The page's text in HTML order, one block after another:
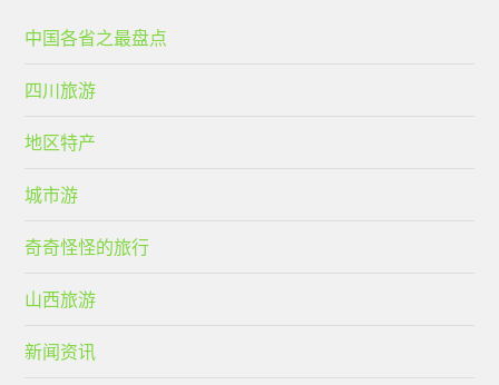
中国各省之最盘点
四川旅游
地区特产
城市游
奇奇怪怪的旅行
山西旅游
新闻资讯